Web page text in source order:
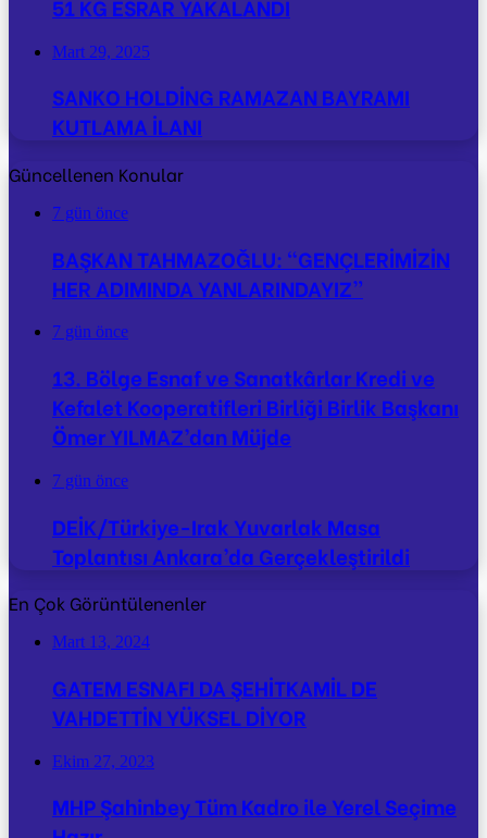
51 KG ESRAR YAKALANDI
Mart 29, 2025
SANKO HOLDİNG RAMAZAN BAYRAMI
KUTLAMA İLANI
Güncellenen Konular
7 gün önce
BAŞKAN TAHMAZOĞLU: “GENÇLERİMİZİN
HER ADIMINDA YANLARINDAYIZ”
7 gün önce
13. Bölge Esnaf ve Sanatkârlar Kredi ve
Kefalet Kooperatifleri Birliği Birlik Başkanı
Ömer YILMAZ’dan Müjde
7 gün önce
DEİK/Türkiye-Irak Yuvarlak Masa
Toplantısı Ankara’da Gerçekleştirildi
En Çok Görüntülenenler
Mart 13, 2024
GATEM ESNAFI DA ŞEHİTKAMİL DE
VAHDETTİN YÜKSEL DİYOR
Ekim 27, 2023
MHP Şahinbey Tüm Kadro ile Yerel Seçime